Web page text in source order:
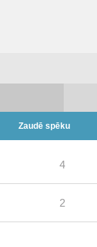
Zaudē spēku
4
2